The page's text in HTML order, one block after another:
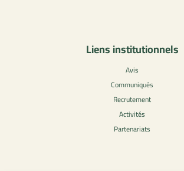
Liens institutionnels
Avis
Communiqués
Recrutement
Activités
Partenariats